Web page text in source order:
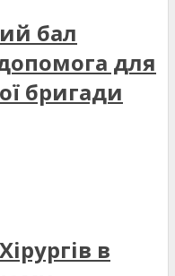
бал
для
бригади
в